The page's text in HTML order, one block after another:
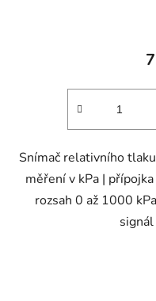
Snímač relativního
měření v kPa |
rozsah 0 až 1000